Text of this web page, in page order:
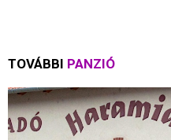
TOVÁBBI PANZIÓ